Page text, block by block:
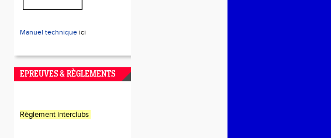
Manuel technique ici
EPREUVES & RÈGLEMENTS
Règlement interclubs